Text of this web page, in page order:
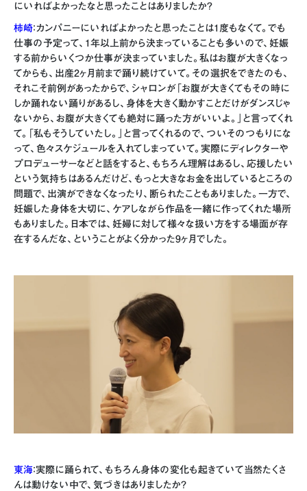
にいればよかったなと思ったことはありましたか?
柿崎：カンパニーにいればよかったと思ったことは1度もなくて。でも
仕事の予定って、1年以上前から決まっていることも多いので、妊娠
する前からいくつか仕事が決まっていました。私はお腹が大きくなっ
てからも、出産2ヶ月前まで踊り続けていて。その選択をできたのも、
それこそ前例があったからで、シャロンが「お腹が大きくてもその時に
しか踊れない踊りがあるし、身体を大きく動かすことだけがダンスじゃ
ないから、お腹が大きくても絶対に踊った方がいいよ。」と言ってくれ
て。「私もそうしていたし。」と言ってくれるので、ついそのつもりにな
って、色々スケジュールを入れてしまっていて。実際にディレクターや
プロデューサーなどと話をすると、もちろん理解はあるし、応援したい
という気持ちはあるんだけど、もっと大きなお金を出しているところの
問題で、出演ができなくなったり、断られたこともありました。一方で、
妊娠した身体を大切に、ケアしながら作品を一緒に作ってくれた場所
もありました。日本では、妊婦に対して様々な扱い方をする場面が存
在するんだな、ということがよく分かった9ヶ月でした。
東海：実際に踊られて、もちろん身体の変化も起きていて当然たくさ
んは動けない中で、気づきはありましたか？